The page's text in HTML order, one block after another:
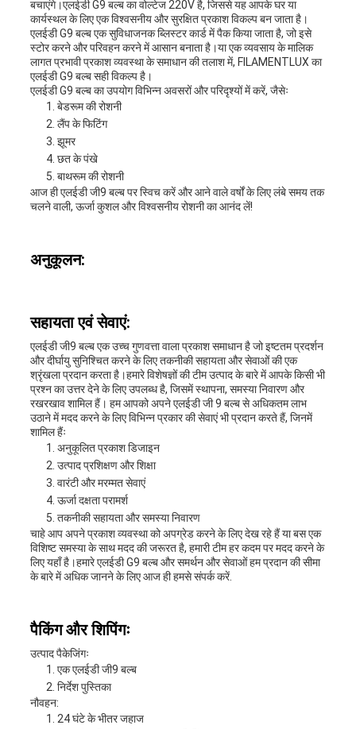
बचाएंगे।एलईडी G9 बल्ब का वोल्टेज 220V है, जिससे यह आपके घर या
कार्यस्थल के लिए एक विश्वसनीय और सुरक्षित प्रकाश विकल्प बन जाता है।
एलईडी G9 बल्ब एक सुविधाजनक ब्लिस्टर कार्ड में पैक किया जाता है, जो इसे
स्टोर करने और परिवहन करने में आसान बनाता है।या एक व्यवसाय के मालिक
लागत प्रभावी प्रकाश व्यवस्था के समाधान की तलाश में, FILAMENTLUX का
एलईडी G9 बल्ब सही विकल्प है।
एलईडी G9 बल्ब का उपयोग विभिन्न अवसरों और परिदृश्यों में करें, जैसेः
बेडरूम की रोशनी
लैंप के फिटिंग
झूमर
छत के पंखे
बाथरूम की रोशनी
आज ही एलईडी जी9 बल्ब पर स्विच करें और आने वाले वर्षों के लिए लंबे समय तक
चलने वाली, ऊर्जा कुशल और विश्वसनीय रोशनी का आनंद लें!
अनुकूलन:
सहायता एवं सेवाएं:
एलईडी जी9 बल्ब एक उच्च गुणवत्ता वाला प्रकाश समाधान है जो इष्टतम प्रदर्शन
और दीर्घायु सुनिश्चित करने के लिए तकनीकी सहायता और सेवाओं की एक
श्रृंखला प्रदान करता है।हमारे विशेषज्ञों की टीम उत्पाद के बारे में आपके किसी भी
प्रश्न का उत्तर देने के लिए उपलब्ध है, जिसमें स्थापना, समस्या निवारण और
रखरखाव शामिल हैं। हम आपको अपने एलईडी जी 9 बल्ब से अधिकतम लाभ
उठाने में मदद करने के लिए विभिन्न प्रकार की सेवाएं भी प्रदान करते हैं, जिनमें
शामिल हैंः
अनुकूलित प्रकाश डिजाइन
उत्पाद प्रशिक्षण और शिक्षा
वारंटी और मरम्मत सेवाएं
ऊर्जा दक्षता परामर्श
तकनीकी सहायता और समस्या निवारण
चाहे आप अपने प्रकाश व्यवस्था को अपग्रेड करने के लिए देख रहे हैं या बस एक
विशिष्ट समस्या के साथ मदद की जरूरत है, हमारी टीम हर कदम पर मदद करने के
लिए यहाँ है।हमारे एलईडी G9 बल्ब और समर्थन और सेवाओं हम प्रदान की सीमा
के बारे में अधिक जानने के लिए आज ही हमसे संपर्क करें.
पैकिंग और शिपिंगः
उत्पाद पैकेजिंगः
एक एलईडी जी9 बल्ब
निर्देश पुस्तिका
नौवहन:
24 घंटे के भीतर जहाज